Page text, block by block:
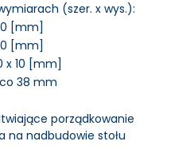
(szer. x wys.):
[mm]
[mm]
x 10 [mm]
38 mm
porządkowanie
na nadbudowie stołu